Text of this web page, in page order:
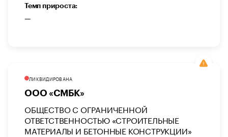
Темп прироста:
—
ЛИКВИДИРОВАНА
ООО «СМБК»
ОБЩЕСТВО С ОГРАНИЧЕННОЙ
ОТВЕТСТВЕННОСТЬЮ «СТРОИТЕЛЬНЫЕ
МАТЕРИАЛЫ И БЕТОННЫЕ КОНСТРУКЦИИ»